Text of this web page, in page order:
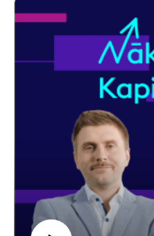
vadītāja Aija Miķelsone un